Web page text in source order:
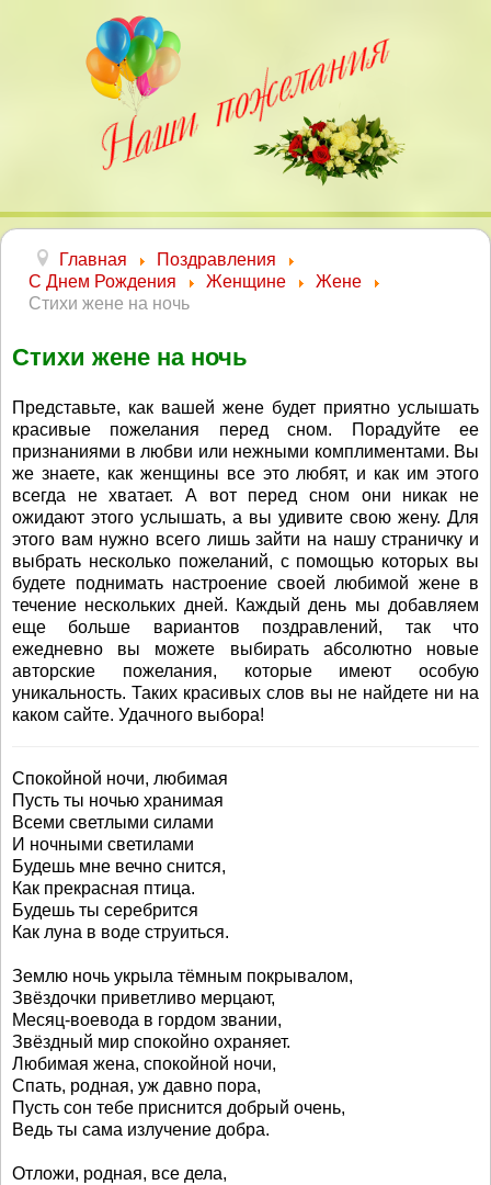
Главная
Поздравления
С Днем Рождения
Женщине
Жене
Стихи жене на ночь
Стихи жене на ночь
Представьте, как вашей жене будет приятно услышать
красивые пожелания перед сном. Порадуйте ее
признаниями в любви или нежными комплиментами. Вы
же знаете, как женщины все это любят, и как им этого
всегда не хватает. А вот перед сном они никак не
ожидают этого услышать, а вы удивите свою жену. Для
этого вам нужно всего лишь зайти на нашу страничку и
выбрать несколько пожеланий, с помощью которых вы
будете поднимать настроение своей любимой жене в
течение нескольких дней. Каждый день мы добавляем
еще больше вариантов поздравлений, так что
ежедневно вы можете выбирать абсолютно новые
авторские пожелания, которые имеют особую
уникальность. Таких красивых слов вы не найдете ни на
каком сайте. Удачного выбора!
Спокойной ночи, любимая
Пусть ты ночью хранимая
Всеми светлыми силами
И ночными светилами
Будешь мне вечно снится,
Как прекрасная птица.
Будешь ты серебрится
Как луна в воде струиться.
Землю ночь укрыла тёмным покрывалом,
Звёздочки приветливо мерцают,
Месяц-воевода в гордом звании,
Звёздный мир спокойно охраняет.
Любимая жена, спокойной ночи,
Спать, родная, уж давно пора,
Пусть сон тебе приснится добрый очень,
Ведь ты сама излучение добра.
Отложи, родная, все дела,